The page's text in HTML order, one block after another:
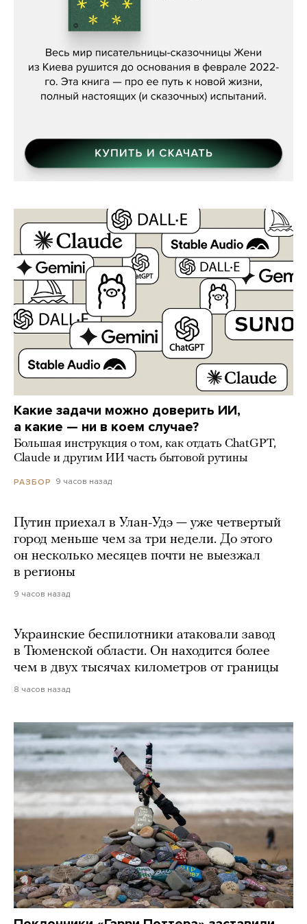
Женя Бережная, «(Не) о войне»
Какие задачи можно доверить ИИ,
а какие — ни в коем случае?
Большая инструкция о том, как отдать ChatGPT,
Claude и другим ИИ часть бытовой рутины
РАЗБОР 9 часов назад
Путин приехал в Улан-Удэ — уже четвертый
город меньше чем за три недели. До этого
он несколько месяцев почти не выезжал
в регионы
9 часов назад
Украинские беспилотники атаковали завод
в Тюменской области. Он находится более
чем в двух тысячах километров от границы
8 часов назад